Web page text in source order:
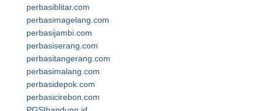
perbasiblitar.com
perbasimagelang.com
perbasijambi.com
perbasiserang.com
perbasitangerang.com
perbasimalang.com
perbasidepok.com
perbasicirebon.com